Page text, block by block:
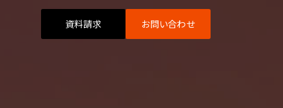
資料請求 お問い合わせ